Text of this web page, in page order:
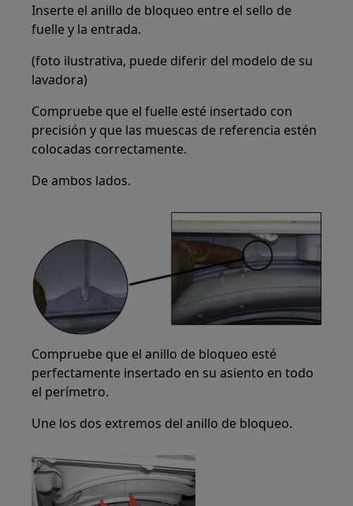
Inserte el anillo de bloqueo entre el sello de
fuelle y la entrada.
(foto ilustrativa, puede diferir del modelo de su
lavadora)
Compruebe que el fuelle esté insertado con
precisión y que las muescas de referencia estén
colocadas correctamente.
De ambos lados.
Compruebe que el anillo de bloqueo esté
perfectamente insertado en su asiento en todo
el perímetro.
Une los dos extremos del anillo de bloqueo.